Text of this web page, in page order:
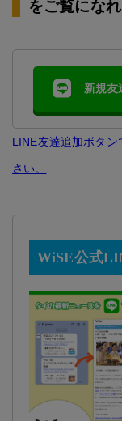
をご覧になれ
新規友
LINE友達追加ボタ
さい。
WiSE公式